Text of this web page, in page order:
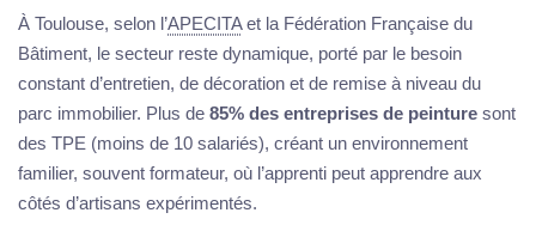
À Toulouse, selon l’APECITAet la Fédération Française du
Bâtiment, le secteur reste dynamique, porté par le besoin
constant d’entretien, de décoration et de remise à niveau du
parc immobilier. Plus de 85% des entreprises de peinture sont
des TPE (moins de 10 salariés), créant un environnement
familier, souvent formateur, où l’apprenti peut apprendre aux
côtés d’artisans expérimentés.